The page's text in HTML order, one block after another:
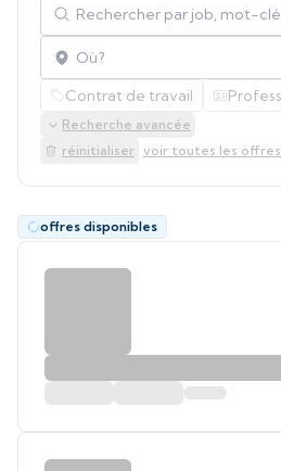
Localisation
Contrat de travail
Recherche avancée
réinitialiser voir toutes les offres
offres disponibles